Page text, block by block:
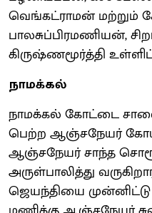
வெங்கட்ராமன் மற்றும்
பாலசுப்பிரமணியன்,
கிருஷ்ணமூர்த்தி
நாமக்கல்
நாமக்கல் கோட்டை
பெற்ற ஆஞ்சநேயர்
ஆஞ்சநேயர் சாந்த
அருள்பாலித்து
ஜெயந்தியை